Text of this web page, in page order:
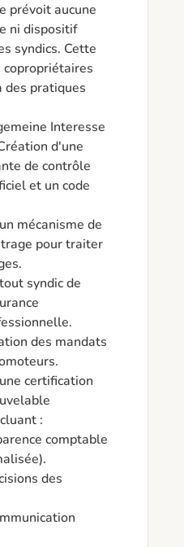
prévoit aucune
ni dispositif
syndics. Cette
des pratiques
Interesse
d'une
de contrôle
et un code
mécanisme de
pour traiter
syndic de
des mandats
certification
: